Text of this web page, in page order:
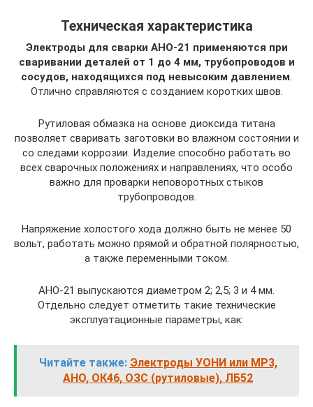
Техническая характеристика
Электроды для сварки АНО-21 применяются при
сваривании деталей от 1 до 4 мм, трубопроводов и
сосудов, находящихся под невысоким давлением.
Отлично справляются с созданием коротких швов.
Рутиловая обмазка на основе диоксида титана
позволяет сваривать заготовки во влажном состоянии и
со следами коррозии. Изделие способно работать во
всех сварочных положениях и направлениях, что особо
важно для проварки неповоротных стыков
трубопроводов.
Напряжение холостого хода должно быть не менее 50
вольт, работать можно прямой и обратной полярностью,
а также переменными током.
АНО-21 выпускаются диаметром 2; 2,5; 3 и 4 мм.
Отдельно следует отметить такие технические
эксплуатационные параметры, как:
Читайте также: Электроды УОНИ или МР3,
АНО, ОК46, ОЗС (рутиловые), ЛБ52